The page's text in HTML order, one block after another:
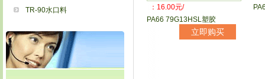
TR-90水口料
：16.00元/
PA66 79G13HSL塑胶
立即购买